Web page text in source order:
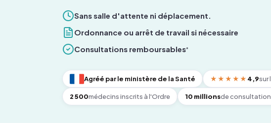
Sans salle d'attente ni déplacement.
Ordonnance ou arrêt de travail si nécessaire
Consultations remboursables*
Agréé par le ministère de la Santé ★★★★★ 4,9sur
2 500médecins inscrits à l'Ordre 10 millionsde